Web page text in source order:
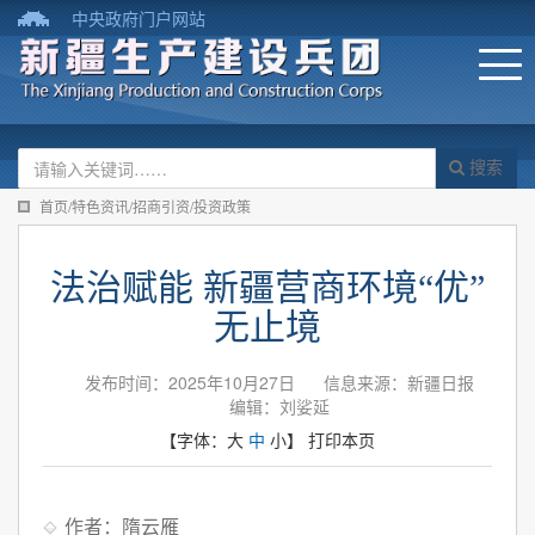
中央政府门户网站
搜索
首页/特色资讯/招商引资/投资政策
法治赋能 新疆营商环境“优”
无止境
发布时间：2025年10月27日
信息来源：新疆日报
编辑：刘娑延
【字体： 大 中 小】 打印本页
作者：隋云雁